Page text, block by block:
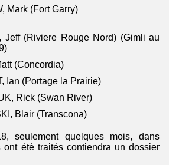
Mark (Fort Garry)
Jeff (Riviere Rouge Nord) (Gimli au
(Concordia)
Ian (Portage la Prairie)
Rick (Swan River)
Blair (Transcona)
seulement quelques mois, dans
ont été traités contiendra un dossier